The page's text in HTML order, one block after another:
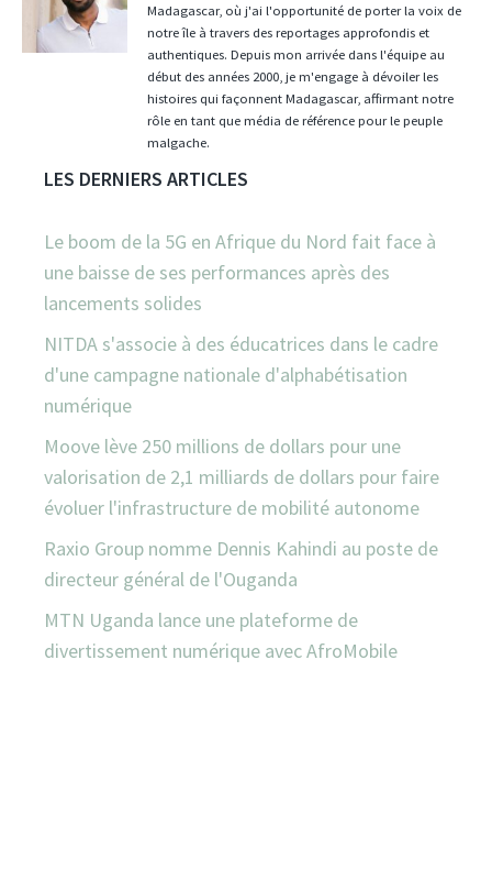
Madagascar, où j'ai l'opportunité de porter la voix de
notre île à travers des reportages approfondis et
authentiques. Depuis mon arrivée dans l'équipe au
début des années 2000, je m'engage à dévoiler les
histoires qui façonnent Madagascar, affirmant notre
rôle en tant que média de référence pour le peuple
malgache.
LES DERNIERS ARTICLES
Le boom de la 5G en Afrique du Nord fait face à
une baisse de ses performances après des
lancements solides
NITDA s'associe à des éducatrices dans le cadre
d'une campagne nationale d'alphabétisation
numérique
Moove lève 250 millions de dollars pour une
valorisation de 2,1 milliards de dollars pour faire
évoluer l'infrastructure de mobilité autonome
Raxio Group nomme Dennis Kahindi au poste de
directeur général de l'Ouganda
MTN Uganda lance une plateforme de
divertissement numérique avec AfroMobile